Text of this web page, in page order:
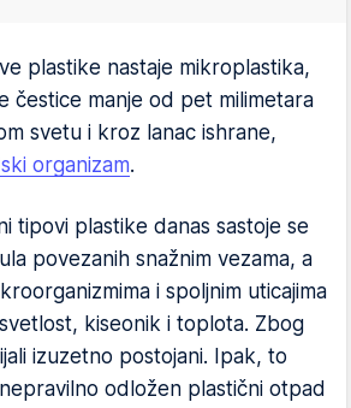
plastike nastaje mikroplastika,
čestice manje od pet milimetara
svetu i kroz lanac ishrane,
organizam.
tipovi plastike danas sastoje se
povezanih snažnim vezama, a
i spoljnim uticajima
kiseonik i toplota. Zbog
izuzetno postojani. Ipak, to
odložen plastični otpad